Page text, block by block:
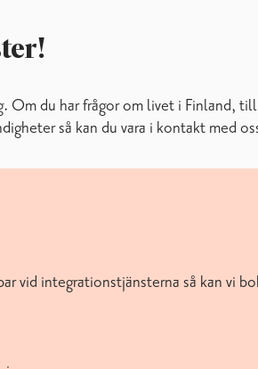
du har frågor om livet i Finland,
så kan du vara i kontakt med
vid integrationstjänsterna så kan vi